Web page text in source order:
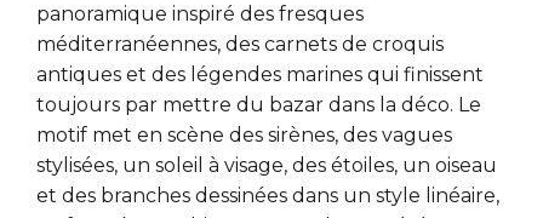
panoramique inspiré des fresques
méditerranéennes, des carnets de croquis
antiques et des légendes marines qui finissent
toujours par mettre du bazar dans la déco. Le
motif met en scène des sirènes, des vagues
stylisées, un soleil à visage, des étoiles, un oiseau
et des branches dessinées dans un style linéaire,